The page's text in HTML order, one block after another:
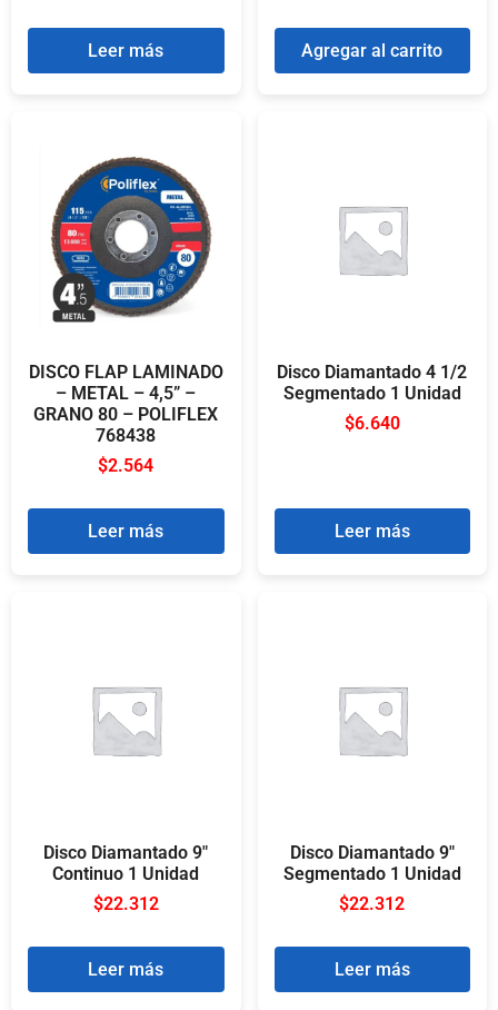
Leer más Agregar al carrito
DISCO FLAP LAMINADO
– METAL – 4,5” –
GRANO 80 – POLIFLEX
768438
$2.564
Leer más
Disco Diamantado 4 1/2
Segmentado 1 Unidad
$6.640
Leer más
Disco Diamantado 9″
Continuo 1 Unidad
$22.312
Leer más
Disco Diamantado 9″
Segmentado 1 Unidad
$22.312
Leer más